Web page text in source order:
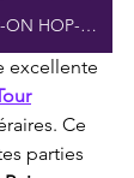
LISBONNE : VISITES À HOP-ON HOP-OFF
excellente
Ce
parties